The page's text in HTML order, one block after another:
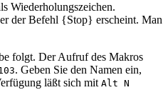
Wiederholungszeichen.
der Befehl {Stop} erscheint. Man
folgt. Der Aufruf des Makros
. Geben Sie den Namen ein,
läßt sich mit Alt N